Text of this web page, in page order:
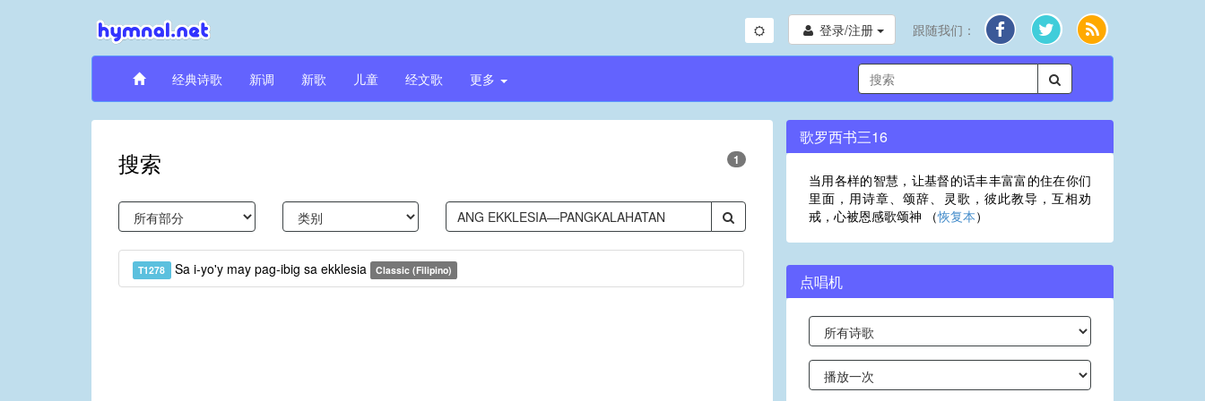
登录/注册 跟随我们：
经典诗歌 新调 新歌 儿童 经文歌 更多
搜索 1
T1278 Sa i-yo'y may pag-ibig sa ekklesia Classic (Filipino)
歌罗西书三16
当用各样的智慧，让基督的话丰丰富富的住在你们
里面，用诗章、颂辞、灵歌，彼此教导，互相劝
戒，心被恩感歌颂神 （恢复本）
点唱机